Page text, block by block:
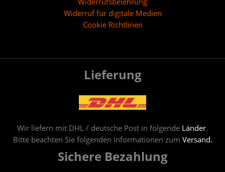
Widerruf für digitale Medien
Cookie Richtlinen
Lieferung
Wir liefern mit DHL / deutsche Post in folgende Länder.
Bitte beachten Sie folgenden Informationen zum Versand.
Sichere Bezahlung